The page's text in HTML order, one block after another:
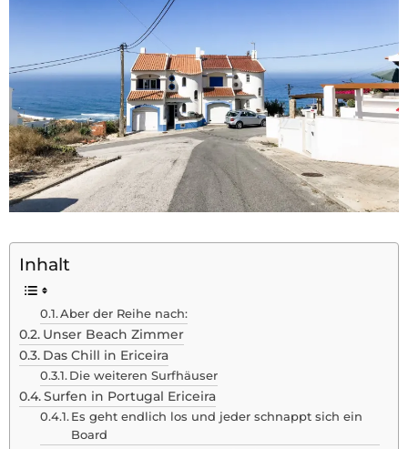
Inhalt
Aber der Reihe nach:
Unser Beach Zimmer
Das Chill in Ericeira
Die weiteren Surfhäuser
Surfen in Portugal Ericeira
Es geht endlich los und jeder schnappt sich ein
Board